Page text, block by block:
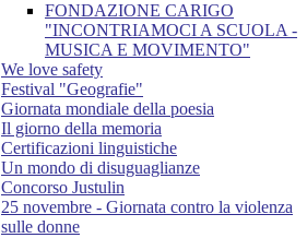
FONDAZIONE CARIGO
"INCONTRIAMOCI A SCUOLA -
MUSICA E MOVIMENTO"
We love safety
Festival "Geografie"
Giornata mondiale della poesia
Il giorno della memoria
Certificazioni linguistiche
Un mondo di disuguaglianze
Concorso Justulin
25 novembre - Giornata contro la violenza
sulle donne